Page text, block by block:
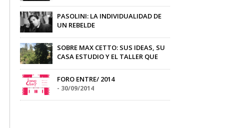
PASOLINI: LA INDIVIDUALIDAD DE
UN REBELDE
SOBRE MAX CETTO: SUS IDEAS, SU
CASA ESTUDIO Y EL TALLER QUE
FORO ENTRE/ 2014
- 30/09/2014